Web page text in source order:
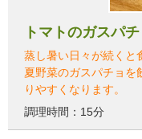
トマトのガスパチ
蒸し暑い日々が続くと
夏野菜のガスパチョを
りやすくなります。
調理時間：15分